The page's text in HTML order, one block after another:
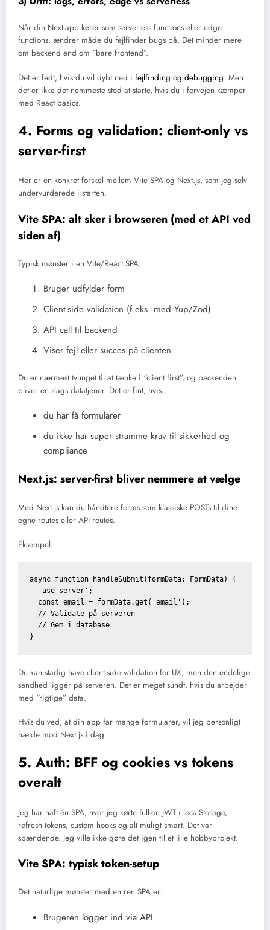
Når din Next-app kører som serverless functions eller edge
functions, ændrer måde du fejlfinder bugs på. Det minder mere
om backend end om “bare frontend”.
Det er fedt, hvis du vil dybt ned i fejlfinding og debugging. Men
det er ikke det nemmeste sted at starte, hvis du i forvejen kæmper
med React basics.
4. Forms og validation: client-only vs
server-first
Her er en konkret forskel mellem Vite SPA og Next.js, som jeg selv
undervurderede i starten.
Vite SPA: alt sker i browseren (med et API ved
siden af)
Typisk mønster i en Vite/React SPA:
Bruger udfylder form
Client-side validation (f.eks. med Yup/Zod)
API call til backend
Viser fejl eller succes på clienten
Du er nærmest tvunget til at tænke i “client first”, og backenden
bliver en slags datatjener. Det er fint, hvis:
du har få formularer
du ikke har super stramme krav til sikkerhed og
compliance
Next.js: server-first bliver nemmere at vælge
Med Next.js kan du håndtere forms som klassiske POSTs til dine
egne routes eller API routes.
Eksempel:
async function handleSubmit(formData: FormData) {
  'use server';
  const email = formData.get('email');
  // Validate på serveren
  // Gem i database
Du kan stadig have client-side validation for UX, men den endelige
sandhed ligger på serveren. Det er meget sundt, hvis du arbejder
med “rigtige” data.
Hvis du ved, at din app får mange formularer, vil jeg personligt
hælde mod Next.js i dag.
5. Auth: BFF og cookies vs tokens
overalt
Jeg har haft én SPA, hvor jeg kørte full-on JWT i localStorage,
refresh tokens, custom hooks og alt muligt smart. Det var
spændende. Jeg ville ikke gøre det igen til et lille hobbyprojekt.
Vite SPA: typisk token-setup
Det naturlige mønster med en ren SPA er:
Brugeren logger ind via API